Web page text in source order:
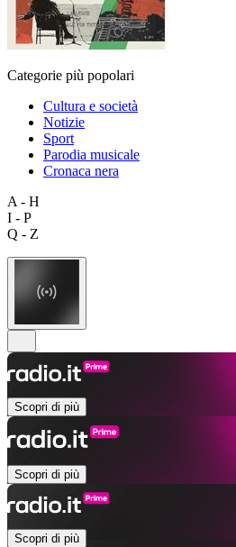
Categorie più popolari
Cultura e società
Notizie
Sport
Parodia musicale
Cronaca nera
A - H
I - P
Q - Z
Scopri di più
Scopri di più
Scopri di più